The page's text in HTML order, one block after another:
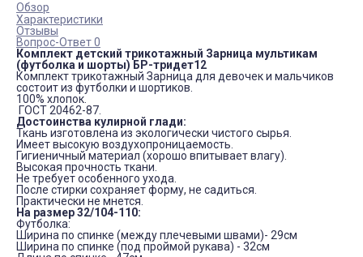
Обзор
Характеристики
Отзывы
Вопрос-Ответ 0
Комплект детский трикотажный Зарница мультикам
(футболка и шорты) БР-тридет12
Комплект трикотажный Зарница для девочек и мальчиков
состоит из футболки и шортиков.
100% хлопок.
ГОСТ 20462-87.
Достоинства кулирной глади:
Ткань изготовлена из экологически чистого сырья.
Имеет высокую воздухопроницаемость.
Гигиеничный материал (хорошо впитывает влагу).
Высокая прочность ткани.
Не требует особенного ухода.
После стирки сохраняет форму, не садиться.
Практически не мнется.
На размер 32/104-110:
Футболка:
Ширина по спинке (между плечевыми швами)- 29см
Ширина по спинке (под проймой рукава) - 32см